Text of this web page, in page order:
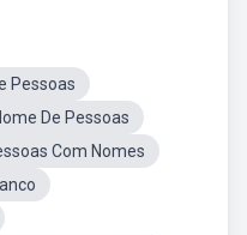
Pessoas
De Pessoas
Com Nomes